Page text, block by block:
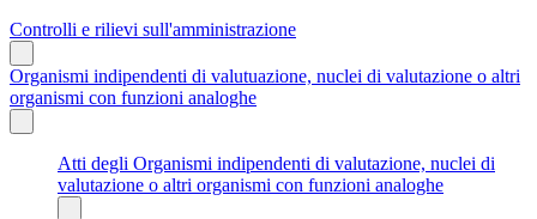
Controlli e rilievi sull'amministrazione
Organismi indipendenti di valutuazione, nuclei di valutazione o altri
organismi con funzioni analoghe
Atti degli Organismi indipendenti di valutazione, nuclei di
valutazione o altri organismi con funzioni analoghe